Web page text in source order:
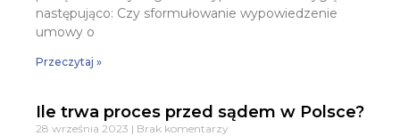
następująco: Czy sformułowanie wypowiedzenie
umowy o
Przeczytaj »
Ile trwa proces przed sądem w Polsce?
28 września 2023 Brak komentarzy